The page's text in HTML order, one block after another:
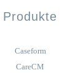
Produkte
Caseform
CareCM